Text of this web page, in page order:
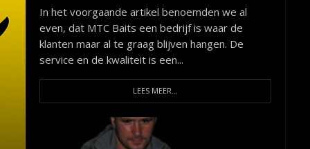
In het voorgaande artikel benoemden we al
even, dat MTC Baits een bedrijf is waar de
klanten maar al te graag blijven hangen. De
service en de kwaliteit is een...
LEES MEER...